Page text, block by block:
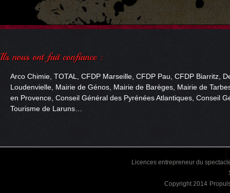
Arco Chimie, TOTAL, CFDP Marseille, CFDP Pau, CFDP Biarritz,
Loudenvielle, Mairie de Génos, Mairie de Barèges, Mairie de
en Provence, Conseil Général des Pyrénées Atlantiques, Conseil
Tourisme de Laruns…
Licences entrepreneur du
Copyright 2014